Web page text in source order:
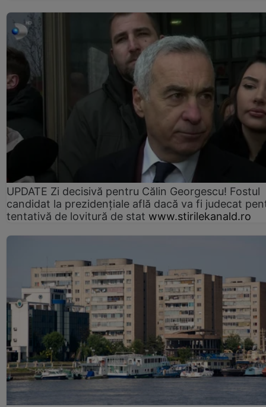
UPDATE Zi decisivă pentru Călin Georgescu! Fostul
candidat la prezidențiale află dacă va fi judecat
tentativă de lovitură de stat www.stirilekanald.ro